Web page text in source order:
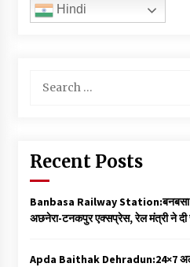
Hindi
for:
Recent Posts
Banbasa Railway Station:बनबसा
अछनेरा-टनकपुर एक्सप्रेस, रेल मंत्री ने दी
Apda Baithak Dehradun:24×7